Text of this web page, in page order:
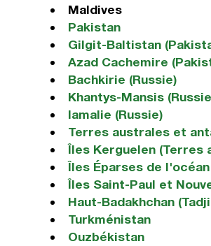
Maldives
Pakistan
Gilgit-Baltistan
Azad Cachemire
Bachkirie (Russie)
Khantys-Mansis
Iamalie (Russie)
Terres australes et
Îles Kerguelen
Îles Éparses de
Îles Saint-Paul et
Haut-Badakhchan
Turkménistan
Ouzbékistan